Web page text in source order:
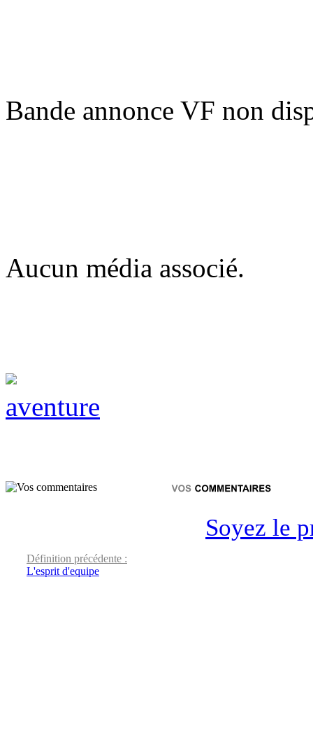
Bande annonce VF non
Aucun média associé.
aventure
Soyez le
Définition précédente :
L'esprit d'equipe